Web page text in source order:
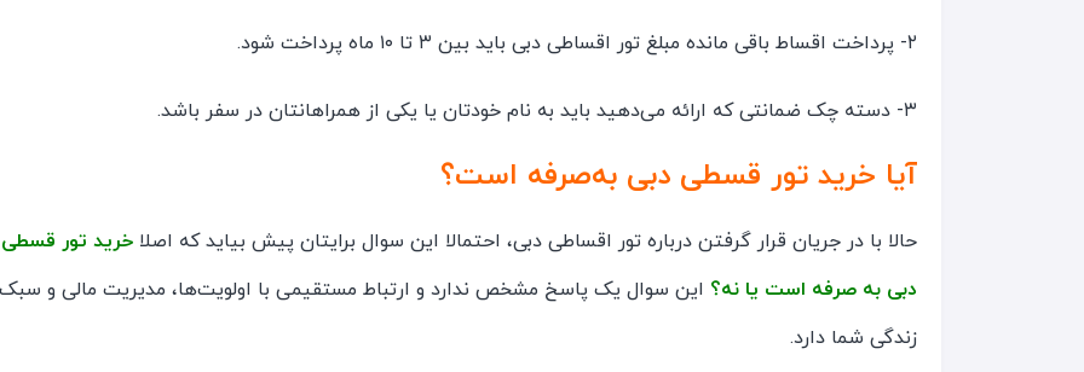
۲- پرداخت اقساط باقی مانده مبلغ تور اقساطی دبی باید بین ۳ تا ۱۰ ماه پرداخت شود.
۳- دسته چک ضمانتی که ارائه می‌دهید باید به نام خودتان یا یکی از همراهانتان در سفر باشد.
آیا خرید تور قسطی دبی به‌صرفه است؟
حالا با در جریان قرار گرفتن درباره تور اقساطی دبی، احتمالا این سوال برایتان پیش بیاید که اصلا خرید تور قسطی
دبی به صرفه است یا نه؟ این سوال یک پاسخ مشخص ندارد و ارتباط مستقیمی با اولویت‌ها، مدیریت مالی و سبک
زندگی شما دارد.